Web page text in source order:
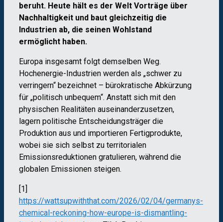
beruht. Heute hält es der Welt Vorträge über
Nachhaltigkeit und baut gleichzeitig die
Industrien ab, die seinen Wohlstand
ermöglicht haben.
Europa insgesamt folgt demselben Weg.
Hochenergie-Industrien werden als „schwer zu
verringern“ bezeichnet – bürokratische Abkürzung
für „politisch unbequem“. Anstatt sich mit den
physischen Realitäten auseinanderzusetzen,
lagern politische Entscheidungsträger die
Produktion aus und importieren Fertigprodukte,
wobei sie sich selbst zu territorialen
Emissionsreduktionen gratulieren, während die
globalen Emissionen steigen.
[1]
https://wattsupwiththat.com/2026/02/04/germanys-
chemical-reckoning-how-europe-is-dismantling-